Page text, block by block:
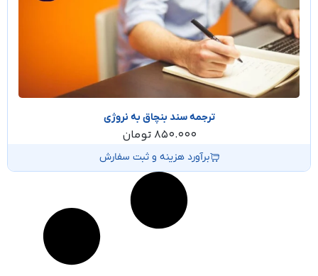
ترجمه سند بنچاق به نروژی
850.000 تومان
برآورد هزینه و ثبت سفارش